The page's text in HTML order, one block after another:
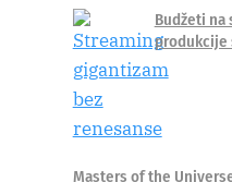
Budžeti
produkcije
Masters of the